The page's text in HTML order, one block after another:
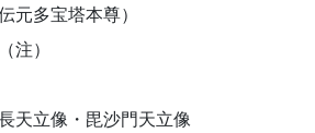
元多宝塔本尊）
注）
天立像・毘沙門天立像